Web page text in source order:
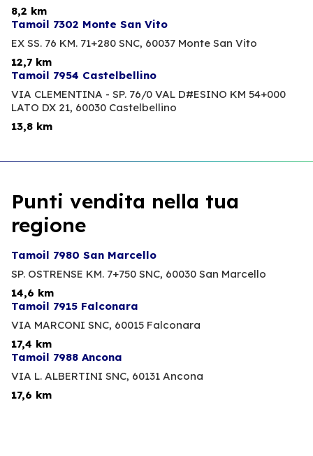
8,2 km
Tamoil 7302 Monte San Vito
EX SS. 76 KM. 71+280 SNC, 60037 Monte San Vito
12,7 km
Tamoil 7954 Castelbellino
VIA CLEMENTINA - SP. 76/0 VAL D#ESINO KM 54+000
LATO DX 21, 60030 Castelbellino
13,8 km
Punti vendita nella tua
regione
Tamoil 7980 San Marcello
SP. OSTRENSE KM. 7+750 SNC, 60030 San Marcello
14,6 km
Tamoil 7915 Falconara
VIA MARCONI SNC, 60015 Falconara
17,4 km
Tamoil 7988 Ancona
VIA L. ALBERTINI SNC, 60131 Ancona
17,6 km